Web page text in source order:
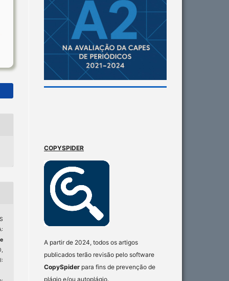
COPYSPIDER
A partir de 2024, todos os artigos
publicados terão revisão pelo software
CopySpider para fins de prevenção de
plágio e/ou autoplágio.